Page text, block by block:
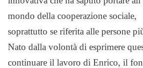
mondo della cooperazione sociale,
soprattutto se riferita alle persone
Nato dalla volontà di esprimere
continuare il lavoro di Enrico, il